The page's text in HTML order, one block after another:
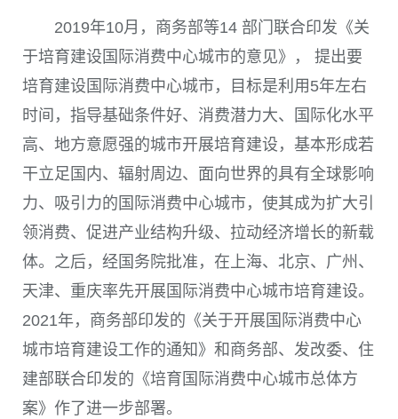
2019年10月，商务部等14 部门联合印发《关
于培育建设国际消费中心城市的意见》， 提出要
培育建设国际消费中心城市，目标是利用 5年左右
时间，指导基础条件好、消费潜力大、国际化水平
高、地方意愿强的城市开展培育建设，基本形成若
干立足国内、辐射周边、面向世界的具有全球影响
力、吸引力的国际消费中心城市，使其成为扩大引
领消费、促进产业结构升级、拉动经济增长的新载
体。之后，经国务院批准，在上海、北京、广州、
天津、重庆率先开展国际消费中心城市培育建设。
2021年，商务部印发的《关于开展国际消费中心
城市培育建设工作的通知》和商务部、发改委、住
建部联合印发的《培育国际消费中心城市总体方
案》作了进一步部署。